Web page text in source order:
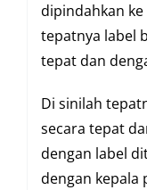
dipindahkan
tepatnya label
tepat dan
Di sinilah
secara tepat
dengan label
dengan kepala